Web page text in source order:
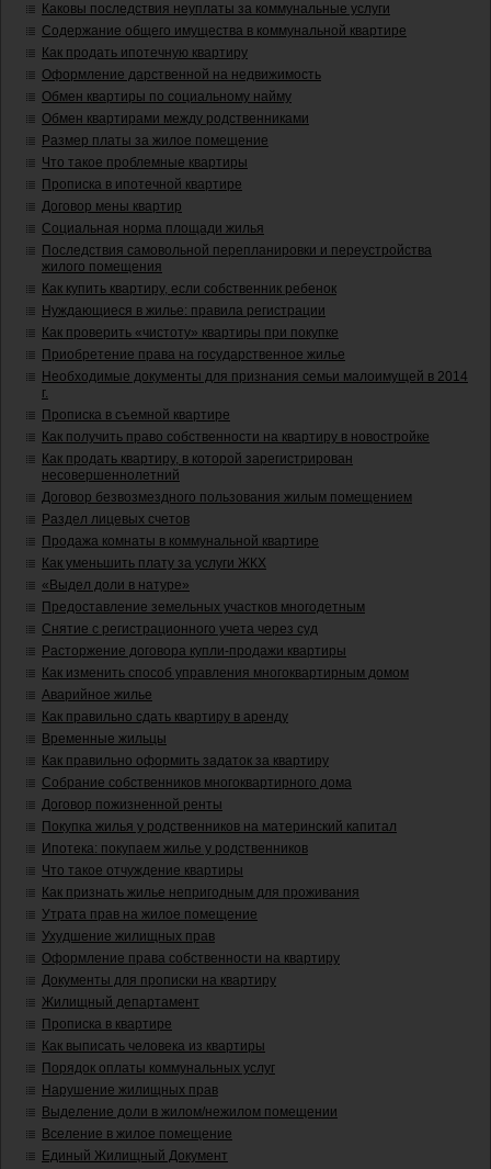
Каковы последствия неуплаты за коммунальные услуги
Содержание общего имущества в коммунальной квартире
Как продать ипотечную квартиру
Оформление дарственной на недвижимость
Обмен квартиры по социальному найму
Обмен квартирами между родственниками
Размер платы за жилое помещение
Что такое проблемные квартиры
Прописка в ипотечной квартире
Договор мены квартир
Социальная норма площади жилья
Последствия самовольной перепланировки и переустройства
жилого помещения
Как купить квартиру, если собственник ребенок
Нуждающиеся в жилье: правила регистрации
Как проверить «чистоту» квартиры при покупке
Приобретение права на государственное жилье
Необходимые документы для признания семьи малоимущей в 2014
г.
Прописка в съемной квартире
Как получить право собственности на квартиру в новостройке
Как продать квартиру, в которой зарегистрирован
несовершеннолетний
Договор безвозмездного пользования жилым помещением
Раздел лицевых счетов
Продажа комнаты в коммунальной квартире
Как уменьшить плату за услуги ЖКХ
«Выдел доли в натуре»
Предоставление земельных участков многодетным
Снятие с регистрационного учета через суд
Расторжение договора купли-продажи квартиры
Как изменить способ управления многоквартирным домом
Аварийное жилье
Как правильно сдать квартиру в аренду
Временные жильцы
Как правильно оформить задаток за квартиру
Собрание собственников многоквартирного дома
Договор пожизненной ренты
Покупка жилья у родственников на материнский капитал
Ипотека: покупаем жилье у родственников
Что такое отчуждение квартиры
Как признать жилье непригодным для проживания
Утрата прав на жилое помещение
Ухудшение жилищных прав
Оформление права собственности на квартиру
Документы для прописки на квартиру
Жилищный департамент
Прописка в квартире
Как выписать человека из квартиры
Порядок оплаты коммунальных услуг
Нарушение жилищных прав
Выделение доли в жилом/нежилом помещении
Вселение в жилое помещение
Единый Жилищный Документ